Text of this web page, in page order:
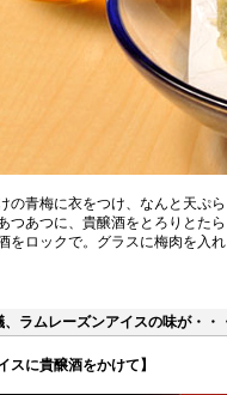
の青梅に衣をつけ、なんと天ぷ
つあつに、貴醸酒をとろりとた
をロックで。グラスに梅肉を入
、ラムレーズンアイスの味が・・
スに貴醸酒をかけて】